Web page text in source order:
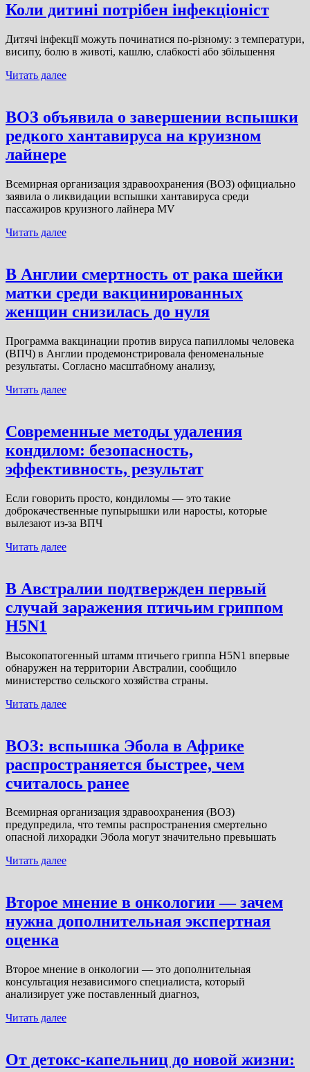
Коли дитині потрібен інфекціоніст
Дитячі інфекції можуть починатися по-різному: з температури,
висипу, болю в животі, кашлю, слабкості або збільшення
Читать далее
ВОЗ объявила о завершении вспышки
редкого хантавируса на круизном
лайнере
Всемирная организация здравоохранения (ВОЗ) официально
заявила о ликвидации вспышки хантавируса среди
пассажиров круизного лайнера MV
Читать далее
В Англии смертность от рака шейки
матки среди вакцинированных
женщин снизилась до нуля
Программа вакцинации против вируса папилломы человека
(ВПЧ) в Англии продемонстрировала феноменальные
результаты. Согласно масштабному анализу,
Читать далее
Современные методы удаления
кондилом: безопасность,
эффективность, результат
Если говорить просто, кондиломы — это такие
доброкачественные пупырышки или наросты, которые
вылезают из-за ВПЧ
Читать далее
В Австралии подтвержден первый
случай заражения птичьим гриппом
H5N1
Высокопатогенный штамм птичьего гриппа H5N1 впервые
обнаружен на территории Австралии, сообщило
министерство сельского хозяйства страны.
Читать далее
ВОЗ: вспышка Эбола в Африке
распространяется быстрее, чем
считалось ранее
Всемирная организация здравоохранения (ВОЗ)
предупредила, что темпы распространения смертельно
опасной лихорадки Эбола могут значительно превышать
Читать далее
Второе мнение в онкологии — зачем
нужна дополнительная экспертная
оценка
Второе мнение в онкологии — это дополнительная
консультация независимого специалиста, который
анализирует уже поставленный диагноз,
Читать далее
От детокс-капельниц до новой жизни: